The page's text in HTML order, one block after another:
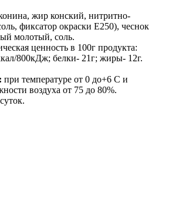
жир конский, нитритно-
фиксатор окраски Е250), чеснок
молотый, соль.
ценность в 100г продукта:
800кДж; белки- 21г; жиры- 12г.
при температуре от 0 до+6 С и
воздуха от 75 до 80%.